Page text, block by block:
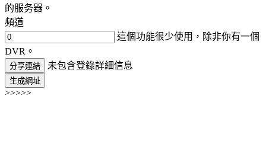
的服务器。
頻道
這個功能很少使用，除非你有一個
DVR。
分享連結 未包含登錄詳細信息
生成網址
>>>>>